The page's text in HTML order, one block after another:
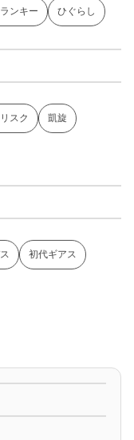
ンキー ひぐらし
スク 凱旋
初代ギアス
ャグ ハッピー